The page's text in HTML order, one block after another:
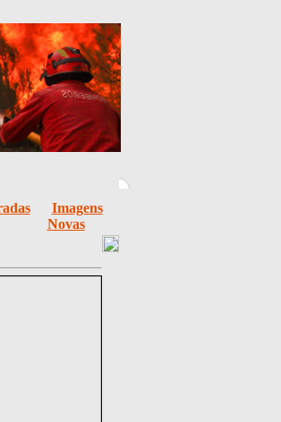
Imagens
Novas